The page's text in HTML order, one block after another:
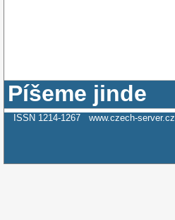
Píšeme jinde
ISSN 1214-1267 www.czech-server.cz